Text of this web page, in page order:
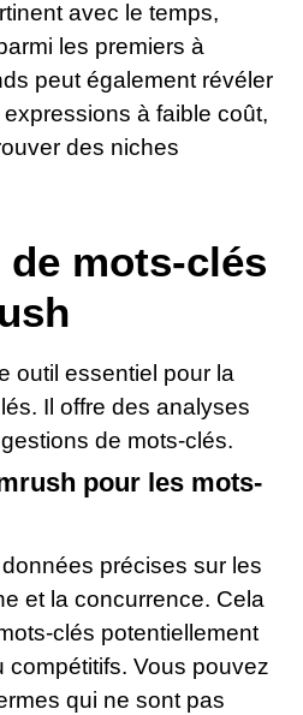
avec le temps,
les premiers à
peut également révéler
à faible coût,
des niches
de mots-clés
outil essentiel pour la
Il offre des analyses
de mots-clés.
pour les mots-
précises sur les
et la concurrence. Cela
clés potentiellement
compétitifs. Vous pouvez
qui ne sont pas